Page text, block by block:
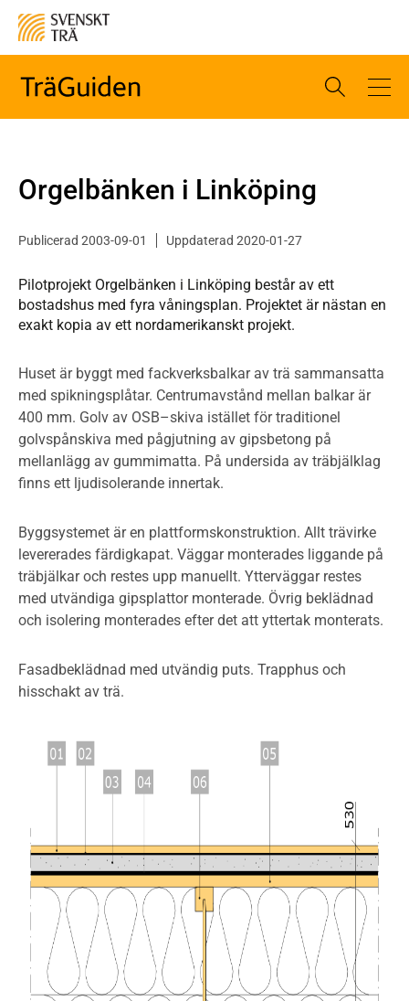
Orgelbänken i Linköping
Publicerad 2003-09-01 Uppdaterad 2020-01-27
Pilotprojekt Orgelbänken i Linköping består av ett
bostadshus med fyra våningsplan. Projektet är nästan en
exakt kopia av ett nordamerikanskt projekt.
Huset är byggt med fackverksbalkar av trä sammansatta
med spikningsplåtar. Centrumavstånd mellan balkar är
400 mm. Golv av OSB–skiva istället för traditionel
golvspånskiva med pågjutning av gipsbetong på
mellanlägg av gummimatta. På undersida av träbjälklag
finns ett ljudisolerande innertak.
Byggsystemet är en plattformskonstruktion. Allt trävirke
levererades färdigkapat. Väggar monterades liggande på
träbjälkar och restes upp manuellt. Ytterväggar restes
med utvändiga gipsplattor monterade. Övrig beklädnad
och isolering monterades efter det att yttertak monterats.
Fasadbeklädnad med utvändig puts. Trapphus och
hisschakt av trä.